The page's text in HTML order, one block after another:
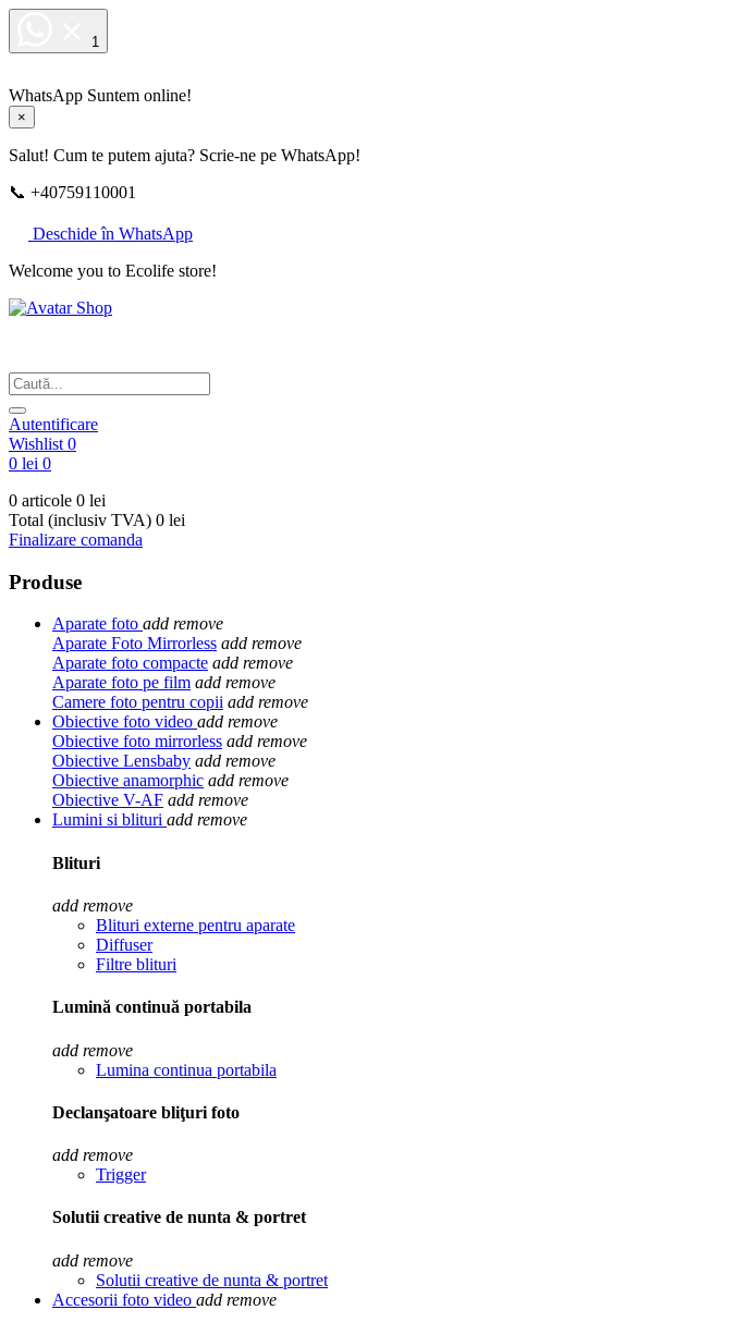
1
WhatsApp Suntem online!
×
Salut! Cum te putem ajuta? Scrie-ne pe WhatsApp!
📞 +40759110001
Deschide în WhatsApp
Welcome you to Ecolife store!
Autentificare
Wishlist 0
0 lei 0
0 articole 0 lei
Total (inclusiv TVA) 0 lei
Finalizare comanda
Produse
Aparate foto add remove
Aparate Foto Mirrorless add remove
Aparate foto compacte add remove
Aparate foto pe film add remove
Camere foto pentru copii add remove
Obiective foto video add remove
Obiective foto mirrorless add remove
Obiective Lensbaby add remove
Obiective anamorphic add remove
Obiective V-AF add remove
Lumini si blituri add remove
Blituri
add remove
Blituri externe pentru aparate
Diffuser
Filtre blituri
Lumină continuă portabila
add remove
Lumina continua portabila
Declanşatoare bliţuri foto
add remove
Trigger
Solutii creative de nunta & portret
add remove
Solutii creative de nunta & portret
Accesorii foto video add remove